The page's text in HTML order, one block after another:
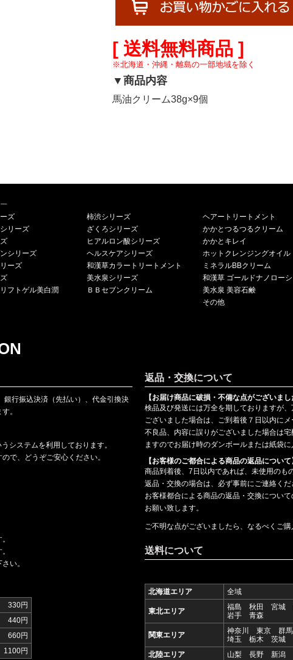
[ 送料無料商品 ]
※北海道・沖縄・離島の一部地域を除く
▼商品内容
馬油クリーム38g×9個
ズ
リーズ
シリーズ
ーズ
フトゲル美白潤
柿渋シリーズ
ざくろシリーズ
ヒアルロン酸シリーズ
ヘルスケアシリーズ
和漢草カラートリートメント
美水泉シリーズ
ＢＢセブンクリーム
ヘアートリートメント
かかとつるつるクリーム
かかとキレイ
ホットクレンジングオイル
ミネラルBBクリーム
和漢草 ゴールドナノロー
美水泉 美容石鹸
その他
銀行振込決済（先払い）、代金引換決
。
システムを利用しております。
で、どうぞご安心ください。
い。
330円
440円
660円
1100円
返品・交換について
【お届け商品に破損・不備な点がございまし
検品及び発送には万全を期しておりますが
ございました場合は、ご到着後７日以内にメ
不良品、内容に誤りがございました場合は
ますのでお届け時のダンボールまたは紙袋に
【お客様のご都合による商品の返品について
商品到着後、7日以内であれば、未使用のも
返品・交換の場合は、必ず事前にご連絡くだ
お客様都合による商品の返品・交換につい
お願い致します。
ご不明な点がございましたら、なるべくご購
送料について
北海道エリア 全域
東北エリア
福島 秋田 宮城
岩手 青森
関東エリア
神奈川 東京 群
埼玉 栃木 茨城
北陸エリア 山梨 長野 新潟